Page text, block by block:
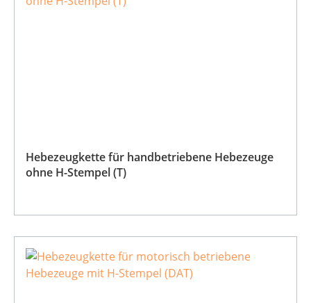
Hebezeugkette für handbetriebene Hebezeuge
ohne H-Stempel (T)